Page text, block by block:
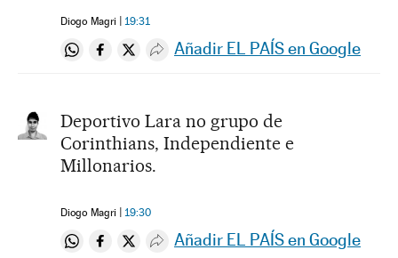
Diogo Magri 19:31
Compartir en Whatsapp
Compartir en Facebook
Compartir en Twitter
Desplegar Redes Sociales
Añadir EL PAÍS en Google
Deportivo Lara no grupo de
Corinthians, Independiente e
Millonarios.
Diogo Magri 19:30
Compartir en Whatsapp
Compartir en Facebook
Compartir en Twitter
Desplegar Redes Sociales
Añadir EL PAÍS en Google